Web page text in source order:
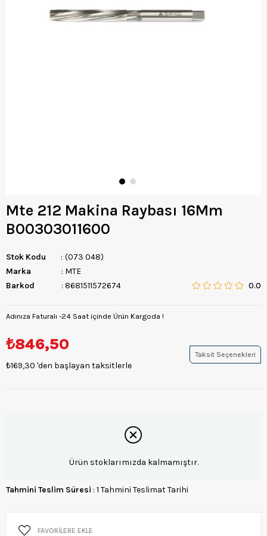
Mte 212 Makina Raybası 16Mm
B00303011600
Stok Kodu
(073 048)
Marka
: MTE
Barkod
: 8681511572674 0.0
Adınıza Faturalı -24 Saat içinde Ürün Kargoda !
₺846,50
₺169,30 'den başlayan taksitlerle
Taksit Seçenekleri
Ürün stoklarımızda kalmamıştır.
Tahmini Teslim Süresi : 1 Tahmini Teslimat Tarihi
FAVORILERE EKLE